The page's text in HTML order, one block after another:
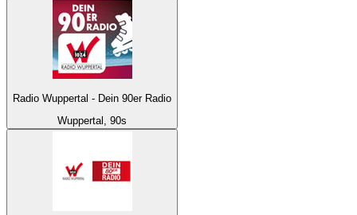
Radio Wuppertal - Dein 90er Radio
Wuppertal, 90s